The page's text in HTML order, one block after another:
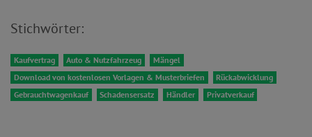
Stichwörter:
Kaufvertrag Auto & Nutzfahrzeug
Mängel
Download von kostenlosen Vorlagen & Musterbriefen
Rückabwicklung
Gebrauchtwagenkauf
Schadensersatz Händler Privatverkauf